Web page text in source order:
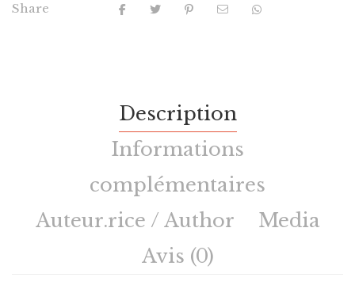
Share
Description
Informations
complémentaires
Auteur.rice / Author
Media
Avis (0)